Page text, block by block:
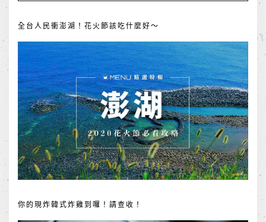
全台人民衝澎湖！花火節該吃什麼好～
你的現炸韓式炸雞到囉！請查收！